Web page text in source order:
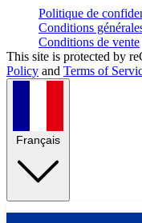
Politique de
Conditions
Conditions de vente
This site is protected by
Policy and Terms of
Français